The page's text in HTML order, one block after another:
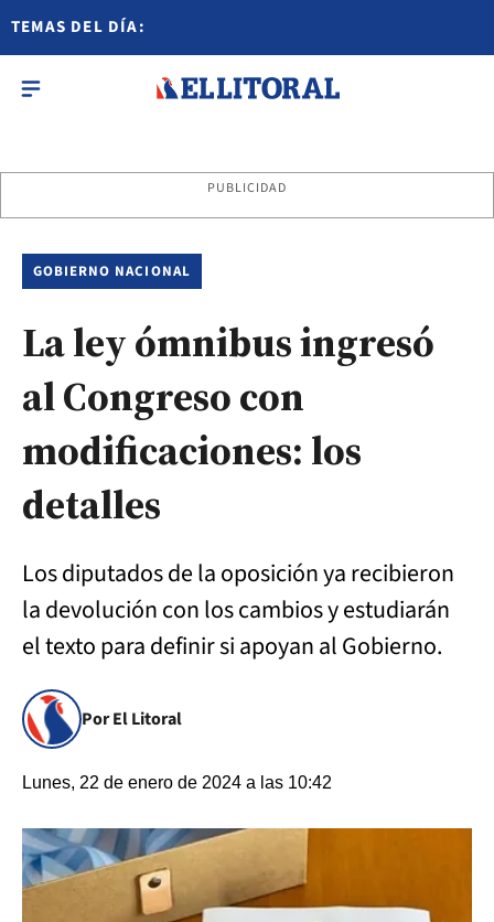
TEMAS DEL DÍA:
PUBLICIDAD
GOBIERNO NACIONAL
La ley ómnibus ingresó
al Congreso con
modificaciones: los
detalles
Los diputados de la oposición ya recibieron
la devolución con los cambios y estudiarán
el texto para definir si apoyan al Gobierno.
Por El Litoral
Lunes, 22 de enero de 2024 a las 10:42